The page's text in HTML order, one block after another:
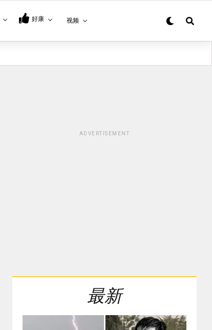
好康 视频
ADVERTISEMENT
最新